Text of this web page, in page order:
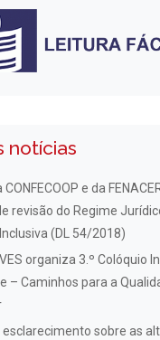
notícias
e da
revisão do Regime
(DL 54/2018)
organiza 3.º Colóquio
– Caminhos para a
esclarecimento sobre as